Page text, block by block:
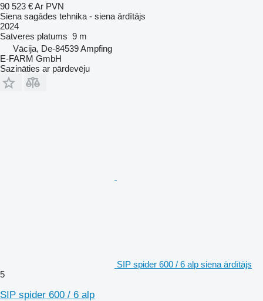
90 523 €Ar PVN
Siena sagādes tehnika - siena ārdītājs
2024
Satveres platums 9 m
Vācija, De-84539 Ampfing
E-FARM GmbH
Sazināties ar pārdevēju
SIP spider 600 / 6 alp siena ārdītājs
5
SIP spider 600 / 6 alp